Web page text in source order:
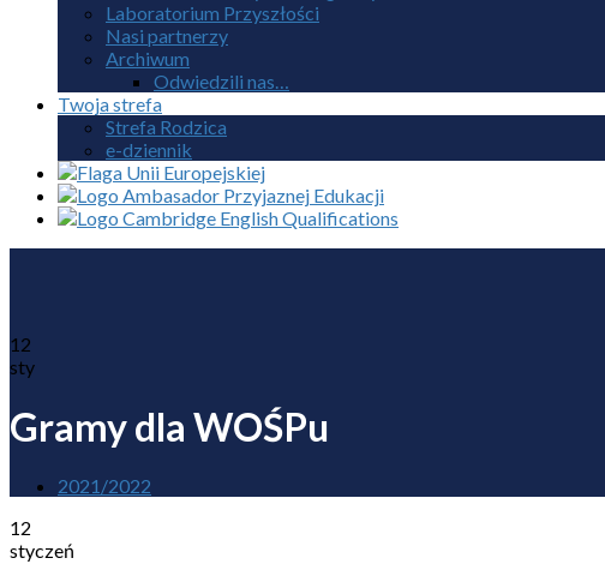
Laboratorium Przyszłości
Nasi partnerzy
Archiwum
Odwiedzili nas…
Twoja strefa
Strefa Rodzica
e-dziennik
12
sty
Gramy dla WOŚPu
2021/2022
12
styczeń